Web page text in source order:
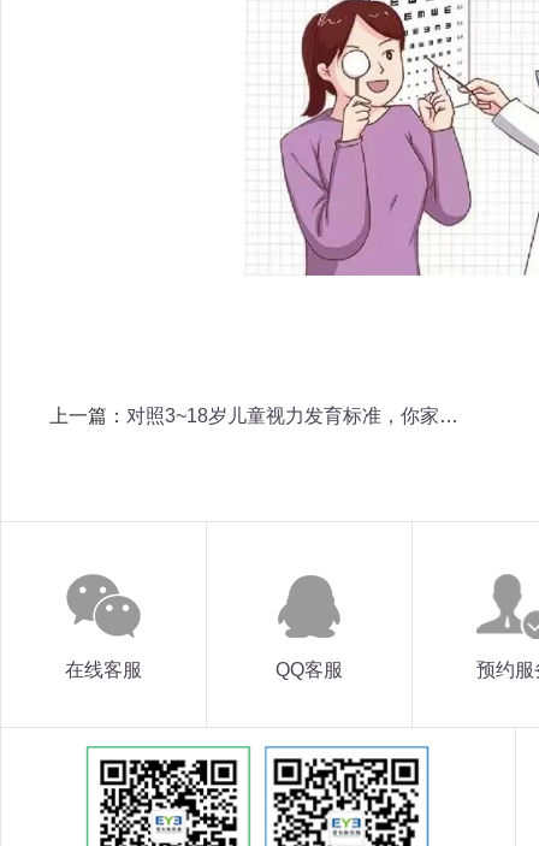
上一篇： 对照3~18岁儿童视力发育标准，你家娃达标了吗？
在线客服 QQ客服 预约服